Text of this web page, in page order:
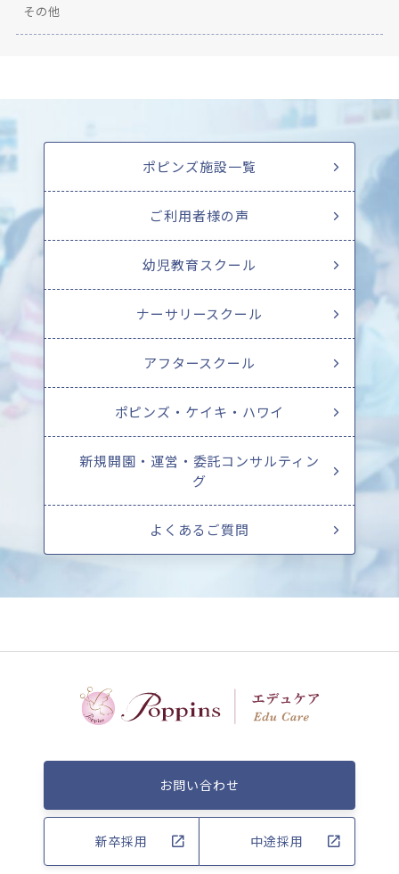
その他
ポピンズ施設一覧
ご利用者様の声
幼児教育スクール
ナーサリースクール
アフタースクール
ポピンズ・ケイキ・ハワイ
新規開園・運営・委託コンサルティン
グ
よくあるご質問
お問い合わせ
新卒採用 中途採用